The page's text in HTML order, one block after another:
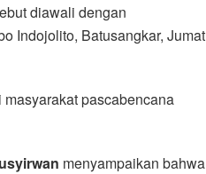
diawali dengan
Indojolito, Batusangkar, Jumat
pascabencana
menyampaikan bahwa